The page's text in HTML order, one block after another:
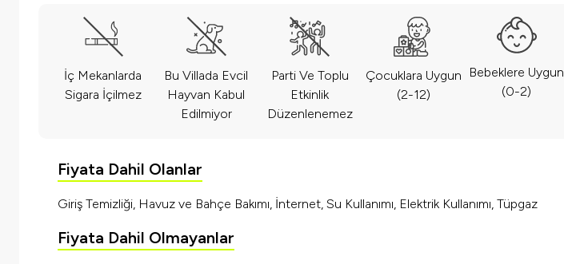
İç Mekanlarda
Sigara İçilmez
Bu Villada Evcil
Hayvan Kabul
Edilmiyor
Parti Ve Toplu
Etkinlik
Düzenlenemez
Çocuklara Uygun
(2-12)
Bebeklere Uygun
(0-2)
Fiyata Dahil Olanlar
Giriş Temizliği, Havuz ve Bahçe Bakımı, İnternet, Su Kullanımı, Elektrik Kullanımı, Tüpgaz
Fiyata Dahil Olmayanlar